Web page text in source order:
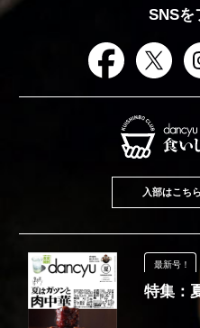
SNSを
入部はこち
最新号！
特集：